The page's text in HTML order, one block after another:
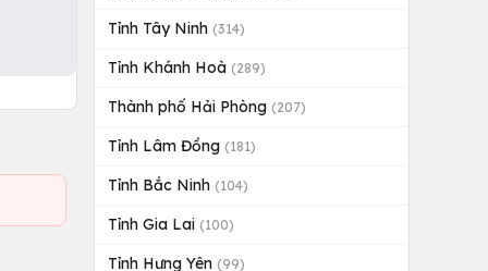
Tỉnh Tây Ninh (314)
Tỉnh Khánh Hoà (289)
Thành phố Hải Phòng (207)
Tỉnh Lâm Đồng (181)
Tỉnh Bắc Ninh (104)
Tỉnh Gia Lai (100)
Tỉnh Hưng Yên (99)